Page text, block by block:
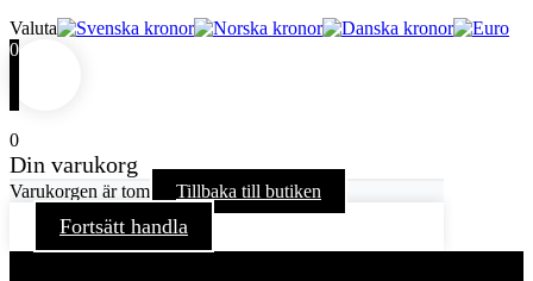
Valuta
0
0
Din varukorg
Varukorgen är tom Tillbaka till butiken
Fortsätt handla